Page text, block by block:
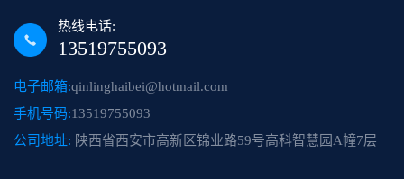
热线电话:
13519755093
电子邮箱:qinlinghaibei@hotmail.com
手机号码:13519755093
公司地址: 陕西省西安市高新区锦业路59号高科智慧园A幢7层